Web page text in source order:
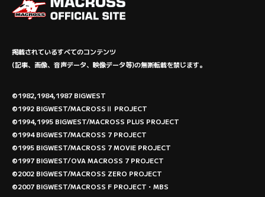
掲載されているすべてのコンテンツ
(記事、画像、音声データ、映像データ等)の無断転載を禁じます。
©1982,1984,1987 BIGWEST
©1992 BIGWEST/MACROSSⅡ PROJECT
©1994,1995 BIGWEST/MACROSS PLUS PROJECT
©1994 BIGWEST/MACROSS 7 PROJECT
©1995 BIGWEST/MACROSS 7 MOVIE PROJECT
©1997 BIGWEST/OVA MACROSS 7 PROJECT
©2002 BIGWEST/MACROSS ZERO PROJECT
©2007 BIGWEST/MACROSS F PROJECT・MBS